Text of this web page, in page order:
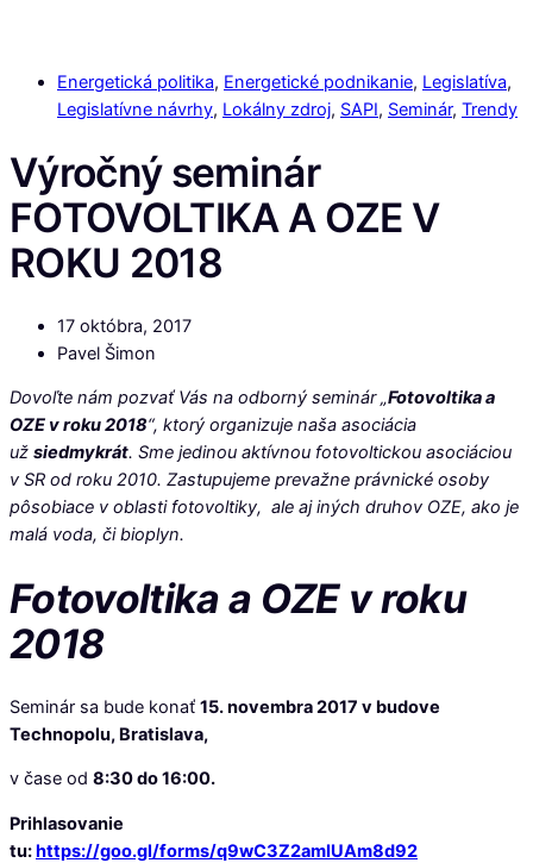
Energetická politika, Energetické podnikanie, Legislatíva,
Legislatívne návrhy, Lokálny zdroj, SAPI, Seminár, Trendy
Výročný seminár
FOTOVOLTIKA A OZE V
ROKU 2018
17 októbra, 2017
Pavel Šimon
Dovoľte nám pozvať Vás na odborný seminár „Fotovoltika a
OZE v roku 2018“, ktorý organizuje naša asociácia
už siedmykrát. Sme jedinou aktívnou fotovoltickou asociáciou
v SR od roku 2010. Zastupujeme prevažne právnické osoby
pôsobiace v oblasti fotovoltiky, ale aj iných druhov OZE, ako je
malá voda, či bioplyn.
Fotovoltika a OZE v roku
2018
Seminár sa bude konať 15. novembra 2017 v budove
Technopolu, Bratislava,
v čase od 8:30 do 16:00.
Prihlasovanie
tu:https://goo.gl/forms/q9wC3Z2amIUAm8d92